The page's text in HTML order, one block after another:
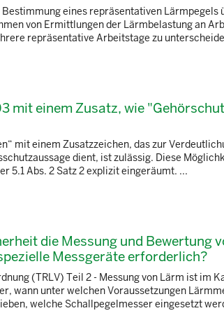
eines repräsentativen Lärmpegels
von Ermittlungen der Lärmbelastung an
repräsentative Arbeitstage zu
mit einem Zusatz, wie
mit einem Zusatzzeichen, das zur
dient, ist zulässig. Diese
5.1 Abs. 2 Satz 2 explizit eingeräumt. ...
die Messung und Bewertung
Messgeräte erforderlich?
(TRLV) Teil 2 - Messung von Lärm ist im
wann unter welchen Voraussetzungen
welche Schallpegelmesser eingesetzt